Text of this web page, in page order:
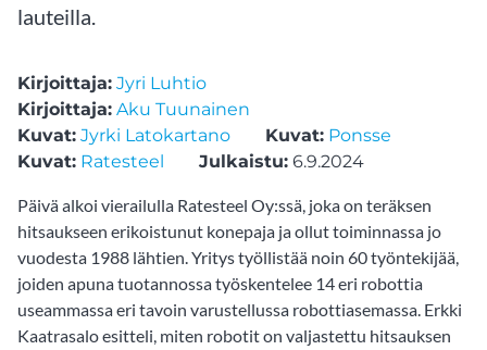
lauteilla.
Kirjoittaja: Jyri Luhtio
Kirjoittaja: Aku Tuunainen
Kuvat: Jyrki Latokartano Kuvat: Ponsse
Kuvat: Ratesteel Julkaistu: 6.9.2024
Päivä alkoi vierailulla Ratesteel Oy:ssä, joka on teräksen
hitsaukseen erikoistunut konepaja ja ollut toiminnassa jo
vuodesta 1988 lähtien. Yritys työllistää noin 60 työntekijää,
joiden apuna tuotannossa työskentelee 14 eri robottia
useammassa eri tavoin varustellussa robottiasemassa. Erkki
Kaatrasalo esitteli, miten robotit on valjastettu hitsauksen